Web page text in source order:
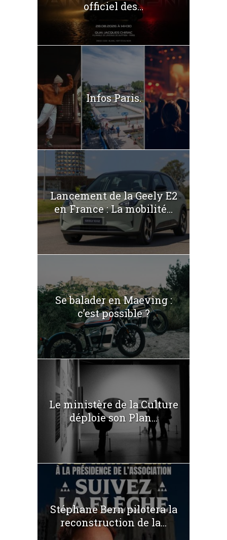
officiel des...
Infos Paris.
Lancement de la Geely E2
en France : La mobilité...
Se balader en Maeving :
c’est possible ?
Le ministère de la Culture
déploie son Plan...
Stéphane Bern pilotera la
reconstruction de la...